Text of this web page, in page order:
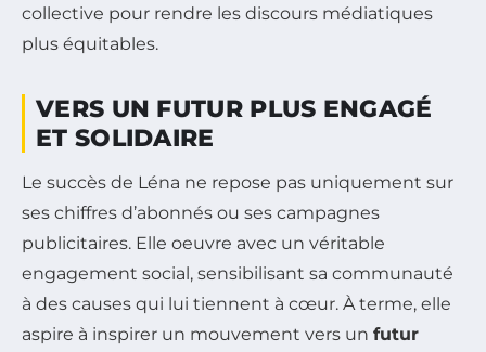
collective pour rendre les discours médiatiques
plus équitables.
VERS UN FUTUR PLUS ENGAGÉ
ET SOLIDAIRE
Le succès de Léna ne repose pas uniquement sur
ses chiffres d’abonnés ou ses campagnes
publicitaires. Elle oeuvre avec un véritable
engagement social, sensibilisant sa communauté
à des causes qui lui tiennent à cœur. À terme, elle
aspire à inspirer un mouvement vers un futur